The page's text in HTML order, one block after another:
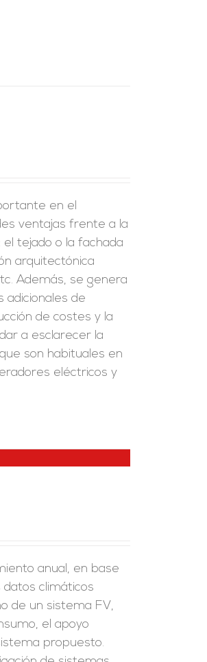
en el
ventajas frente a la
tejado o la fachada
arquitectónica
Además, se genera
adicionales de
de costes y la
a esclarecer la
son habituales en
eléctricos y
anual, en base
climáticos
de un sistema FV,
el apoyo
propuesto.